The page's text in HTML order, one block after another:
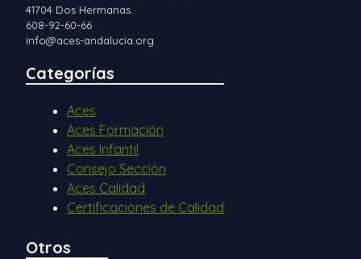
41704 Dos Hermanas.
608-92-60-66
info@aces-andalucia.org
Categorías
Aces
Aces Formación
Aces Infantil
Consejo Sección
Aces Calidad
Certificaciones de Calidad
Otros